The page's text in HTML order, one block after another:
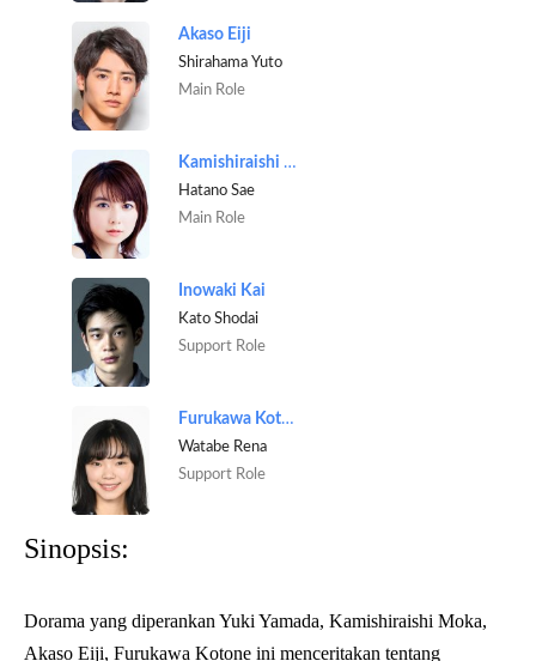
Akaso Eiji
Shirahama Yuto
Main Role
Kamishiraishi Moka
Hatano Sae
Main Role
Inowaki Kai
Kato Shodai
Support Role
Furukawa Kotone
Watabe Rena
Support Role
Sinopsis:
Dorama yang diperankan Yuki Yamada, Kamishiraishi Moka,
Akaso Eiji, Furukawa Kotone ini menceritakan tentang